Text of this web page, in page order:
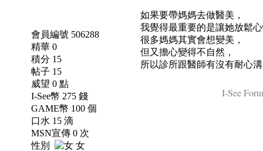
會員編號 506288
精華 0
積分 15
帖子 15
威望 0 點
I-See幣 275 錢
GAME幣 100 個
口水 15 滴
MSN宣傳 0 次
性別
女
如果要帶媽媽去做醫美，
我覺得最重要的是讓她放鬆
很多媽媽其實會想變美，
但又擔心變得不自然，
所以診所跟醫師有沒有耐心
I-See